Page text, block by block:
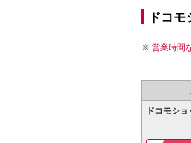
ドコ
営業時間
ドコモシ